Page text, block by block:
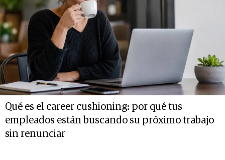
Qué es el career cushioning: por qué tus
empleados están buscando su próximo trabajo
sin renunciar